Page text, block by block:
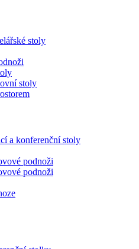
stoly
stoly
a konferenční stoly
podnoži
podnoži